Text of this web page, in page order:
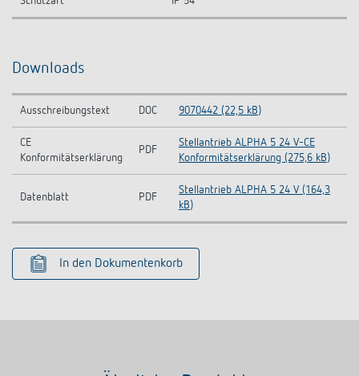
Downloads
Ausschreibungstext DOC 9070442 (22,5 kB)
CE
Konformitätserklärung
PDF
Stellantrieb ALPHA 5 24 V-CE
Konformitätserklärung (275,6 kB)
Datenblatt PDF
Stellantrieb ALPHA 5 24 V (164,3
kB)
In den Dokumentenkorb